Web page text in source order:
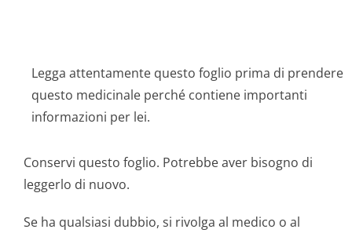
Legga attentamente questo foglio prima di prendere
questo medicinale perché contiene importanti
informazioni per lei.
Conservi questo foglio. Potrebbe aver bisogno di
leggerlo di nuovo.
Se ha qualsiasi dubbio, si rivolga al medico o al